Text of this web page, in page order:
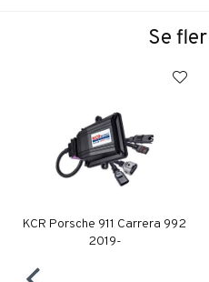
Se
KCR Porsche 911 Carrera 992
2019-